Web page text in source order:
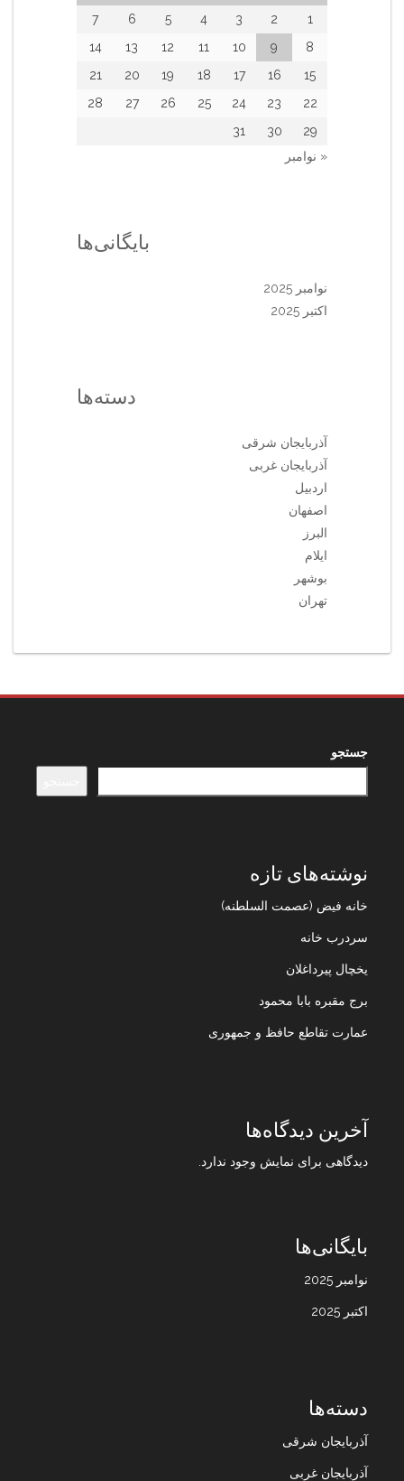
1
2
3
4
5
6
7
8
9
10
11
12
13
14
15
16
17
18
19
20
21
22
23
24
25
26
27
28
29
30
31
« نوامبر
بایگانی‌ها
نوامبر 2025
اکتبر 2025
دسته‌ها
آذربایجان شرقی
آذربایجان غربی
اردبیل
اصفهان
البرز
ایلام
بوشهر
تهران
جستجو
نوشته‌های تازه
خانه فیض (عصمت السلطنه)
سردرب خانه
یخچال پیرداغلان
برج مقبره بابا محمود
عمارت تقاطع حافظ و جمهوری
آخرین دیدگاه‌ها
دیدگاهی برای نمایش وجود ندارد.
بایگانی‌ها
نوامبر 2025
اکتبر 2025
دسته‌ها
آذربایجان شرقی
آذربایجان غربی